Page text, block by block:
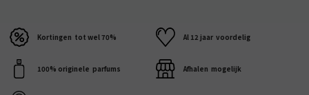
Kortingen tot wel 70% Al 12 jaar voordelig
100% originele parfums Afhalen mogelijk